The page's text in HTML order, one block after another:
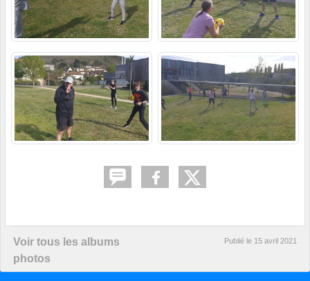
Voir tous les albums
photos
Publié le 15 avril 2021